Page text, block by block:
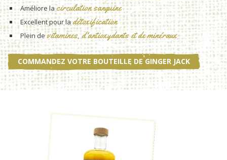
Améliore lacirculation sanguine
Excellent pour ladétoxification
Plein devitamines, d'antioxydants et de minéraux
COMMANDEZ VOTRE BOUTEILLE DE GINGER JACK